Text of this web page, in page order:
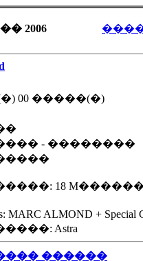
2006
00 �����(�)
- ��������
18
MARC ALMOND + Special
Astra
������